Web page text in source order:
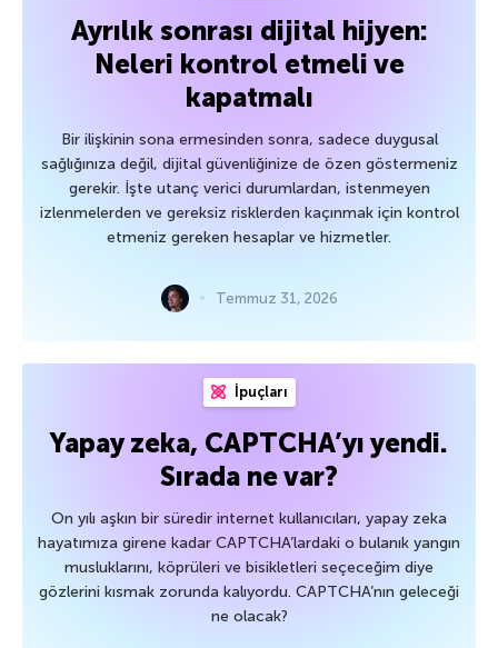
Ayrılık sonrası dijital hijyen:
Neleri kontrol etmeli ve
kapatmalı
Bir ilişkinin sona ermesinden sonra, sadece duygusal
sağlığınıza değil, dijital güvenliğinize de özen göstermeniz
gerekir. İşte utanç verici durumlardan, istenmeyen
izlenmelerden ve gereksiz risklerden kaçınmak için kontrol
etmeniz gereken hesaplar ve hizmetler.
Temmuz 31, 2026
İpuçları
Yapay zeka, CAPTCHA’yı yendi.
Sırada ne var?
On yılı aşkın bir süredir internet kullanıcıları, yapay zeka
hayatımıza girene kadar CAPTCHA’lardaki o bulanık yangın
musluklarını, köprüleri ve bisikletleri seçeceğim diye
gözlerini kısmak zorunda kalıyordu. CAPTCHA’nın geleceği
ne olacak?